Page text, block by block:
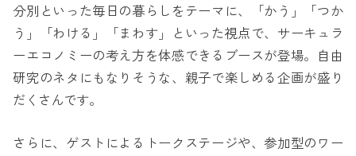
分別といった毎日の暮らしをテーマに、「かう」「つか
う」「わける」「まわす」といった視点で、サーキュラ
ーエコノミーの考え方を体感できるブースが登場。自由
研究のネタにもなりそうな、親子で楽しめる企画が盛り
だくさんです。
さらに、ゲストによるトークステージや、参加型のワー